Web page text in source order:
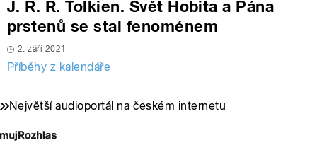
J. R. R. Tolkien. Svět Hobita a Pána
prstenů se stal fenoménem
2. září 2021
Příběhy z kalendáře
Největší audioportál na českém internetu